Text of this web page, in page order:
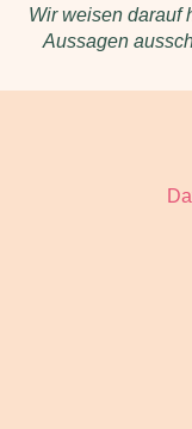
Wir weisen darauf
Aussagen